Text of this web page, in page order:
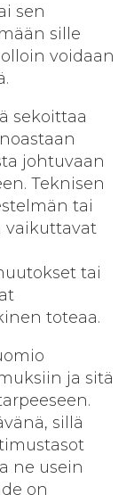
sen
sille
voidaan
sekoittaa
johtuvaan
Teknisen
tai
vaikuttavat
tai
toteaa.
ja sitä
sillä
ne usein
on